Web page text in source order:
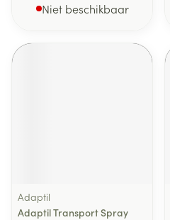
Niet beschikbaar
Adaptil
Adaptil Transport Spray